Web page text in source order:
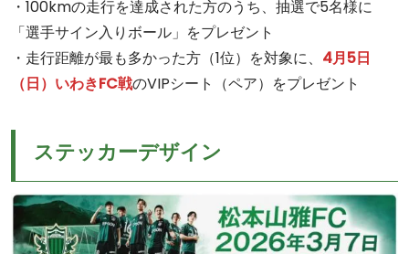
・100kmの走行を達成された方のうち、抽選で5名様に
「選手サイン入りボール」をプレゼント
・走行距離が最も多かった方（1位）を対象に、 4月5日
（日）いわきFC戦のVIPシート（ペア）をプレゼント
ステッカーデザイン